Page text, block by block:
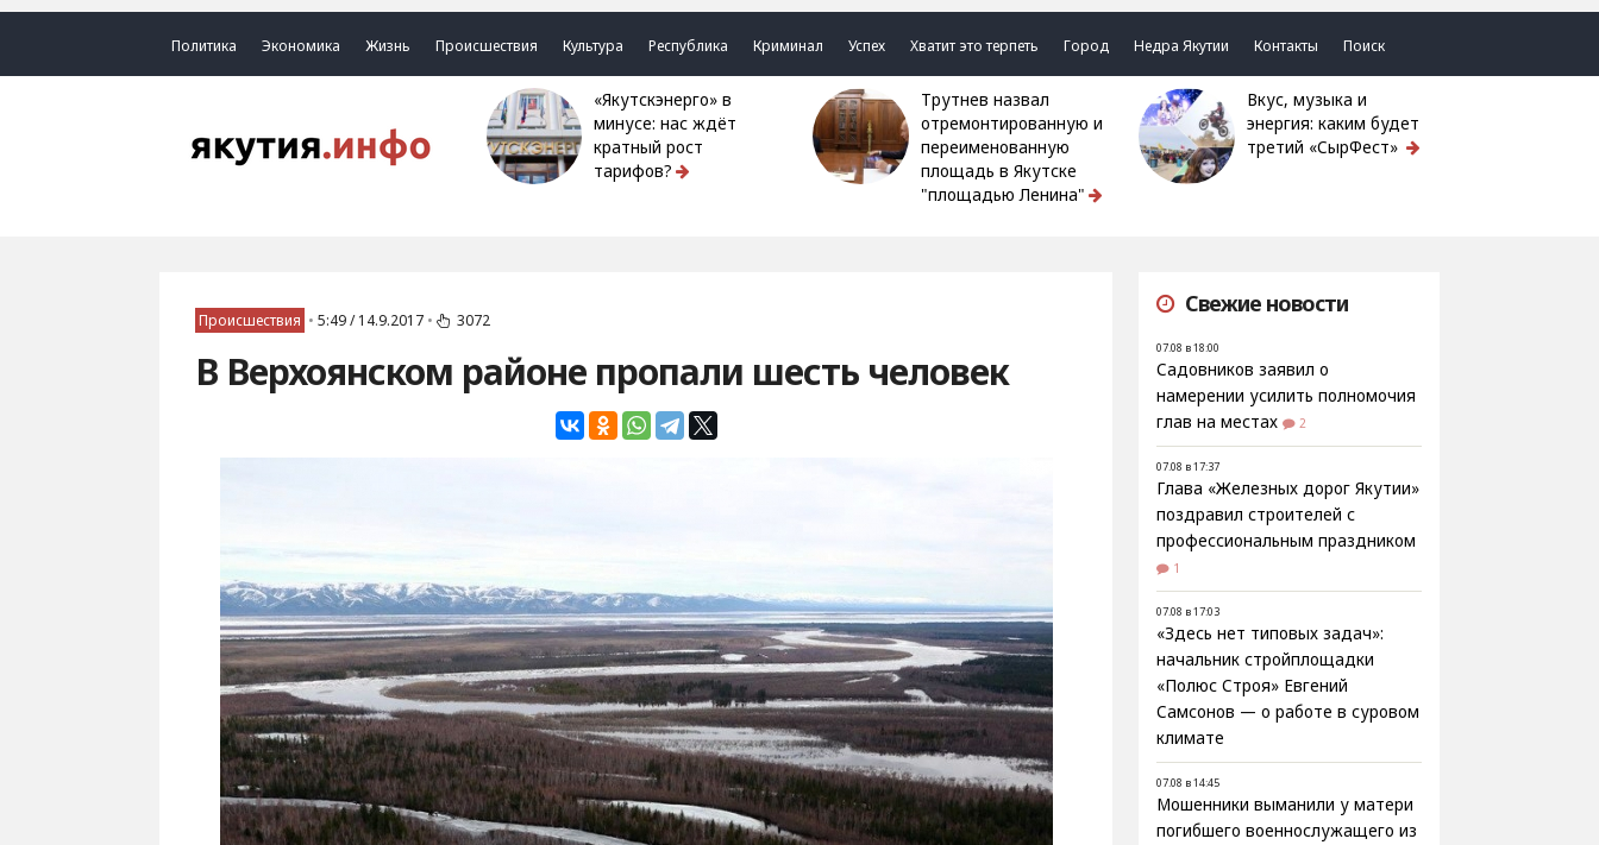
Политика Экономика Жизнь Происшествия Культура Республика Криминал Успех Хватит это терпеть Город Недра Якутии Контакты Поиск
«Якутскэнерго» в
минусе: нас ждёт
кратный рост
тарифов?
Трутнев назвал
отремонтированную и
переименованную
площадь в Якутске
"площадью Ленина"
Вкус, музыка и
энергия: каким будет
третий «СырФест»
Происшествия • 5:49 / 14.9.2017 • 3072
В Верхоянском районе пропали шесть человек
Свежие новости
07.08 в 18:00
Садовников заявил о
намерении усилить полномочия
глав на местах
2
07.08 в 17:37
Глава «Железных дорог Якутии»
поздравил строителей с
профессиональным праздником
1
07.08 в 17:03
«Здесь нет типовых задач»:
начальник стройплощадки
«Полюс Строя» Евгений
Самсонов — о работе в суровом
климате
07.08 в 14:45
Мошенники выманили у матери
погибшего военнослужащего из